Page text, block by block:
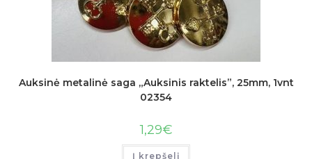
Auksinė metalinė saga „Auksinis raktelis”, 25mm, 1vnt
02354
1,29€
Į krepšelį